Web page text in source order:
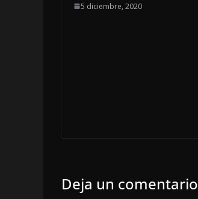
5 diciembre, 2020
Deja un comentario